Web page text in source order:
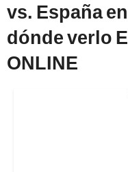
vs. España
dónde verlo
ONLINE